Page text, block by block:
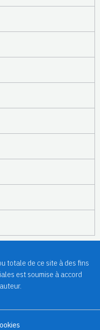
totale de ce site à des fins
est soumise à accord